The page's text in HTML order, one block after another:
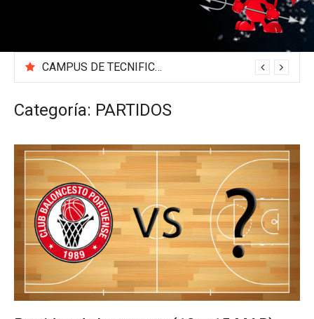
CAMPUS DE TECNIFICACIÓN 2026 «BEA SÁNCHEZ»
Categoría: PARTIDOS